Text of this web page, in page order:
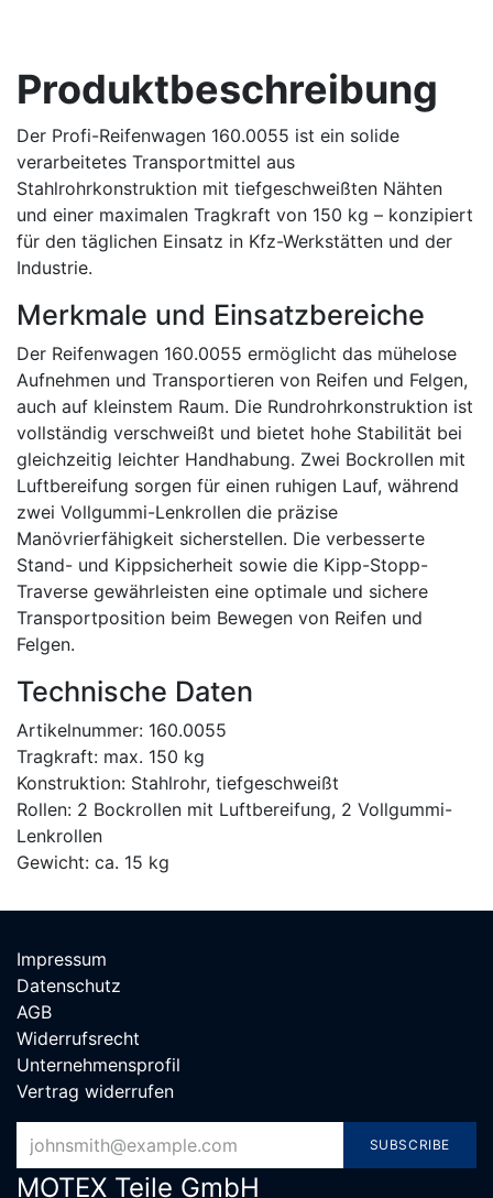
Produktbeschreibung
Der Profi-Reifenwagen 160.0055 ist ein solide
verarbeitetes Transportmittel aus
Stahlrohrkonstruktion mit tiefgeschweißten Nähten
und einer maximalen Tragkraft von 150 kg – konzipiert
für den täglichen Einsatz in Kfz-Werkstätten und der
Industrie.
Merkmale und Einsatzbereiche
Der Reifenwagen 160.0055 ermöglicht das mühelose
Aufnehmen und Transportieren von Reifen und Felgen,
auch auf kleinstem Raum. Die Rundrohrkonstruktion ist
vollständig verschweißt und bietet hohe Stabilität bei
gleichzeitig leichter Handhabung. Zwei Bockrollen mit
Luftbereifung sorgen für einen ruhigen Lauf, während
zwei Vollgummi-Lenkrollen die präzise
Manövrierfähigkeit sicherstellen. Die verbesserte
Stand- und Kippsicherheit sowie die Kipp-Stopp-
Traverse gewährleisten eine optimale und sichere
Transportposition beim Bewegen von Reifen und
Felgen.
Technische Daten
Artikelnummer: 160.0055
Tragkraft: max. 150 kg
Konstruktion: Stahlrohr, tiefgeschweißt
Rollen: 2 Bockrollen mit Luftbereifung, 2 Vollgummi-
Lenkrollen
Gewicht: ca. 15 kg
Impressum
Datenschutz
AGB
Widerrufsrecht
Unternehmensprofil
Vertrag widerrufen
SUBSCRIBE
MOTEX Teile G​mbH